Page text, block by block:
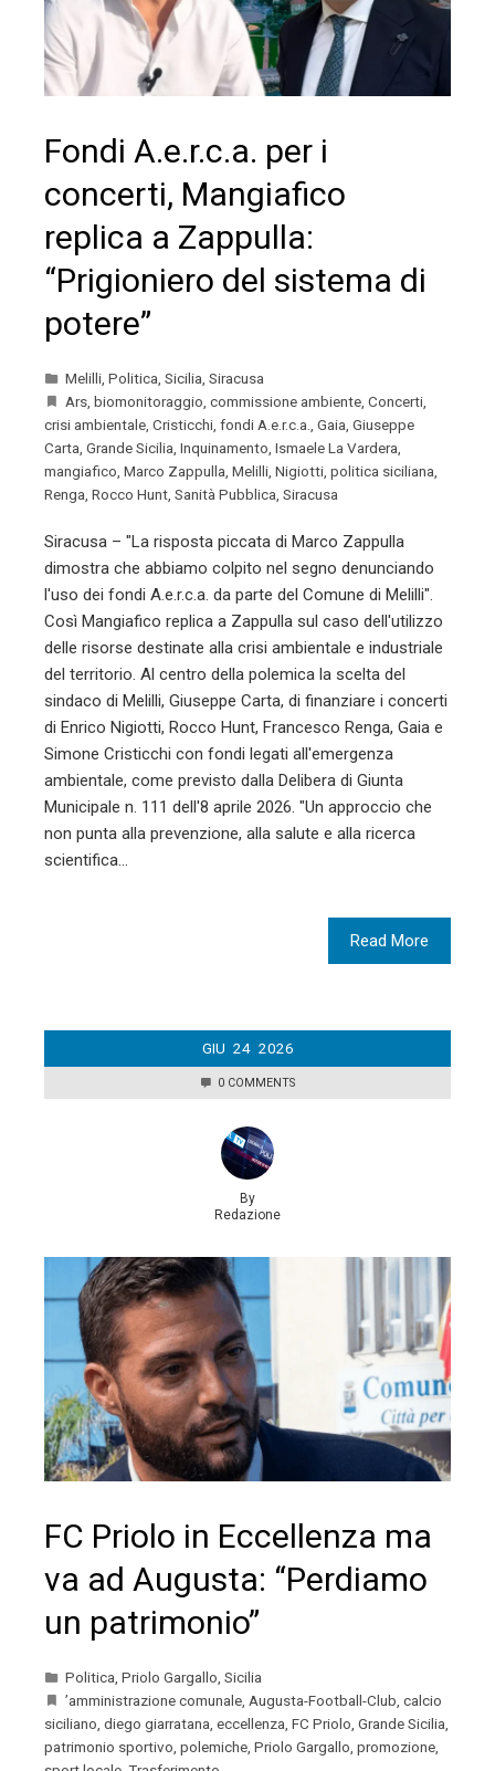
Fondi A.e.r.c.a. per i
concerti, Mangiafico
replica a Zappulla:
“Prigioniero del sistema di
potere”
Melilli Politica Sicilia Siracusa
Ars biomonitoraggio commissione ambiente Concerti
crisi ambientale Cristicchi fondi A.e.r.c.a. Gaia Giuseppe
Carta Grande Sicilia Inquinamento Ismaele La Vardera
mangiafico Marco Zappulla Melilli Nigiotti politica siciliana
Renga Rocco Hunt Sanità Pubblica Siracusa
Siracusa – "La risposta piccata di Marco Zappulla
dimostra che abbiamo colpito nel segno denunciando
l'uso dei fondi A.e.r.c.a. da parte del Comune di Melilli".
Così Mangiafico replica a Zappulla sul caso dell'utilizzo
delle risorse destinate alla crisi ambientale e industriale
del territorio. Al centro della polemica la scelta del
sindaco di Melilli, Giuseppe Carta, di finanziare i concerti
di Enrico Nigiotti, Rocco Hunt, Francesco Renga, Gaia e
Simone Cristicchi con fondi legati all'emergenza
ambientale, come previsto dalla Delibera di Giunta
Municipale n. 111 dell'8 aprile 2026. "Un approccio che
non punta alla prevenzione, alla salute e alla ricerca
scientifica…
Read More
GIU 24 2026
0 COMMENTS
By
Redazione
FC Priolo in Eccellenza ma
va ad Augusta: “Perdiamo
un patrimonio”
Politica Priolo Gargallo Sicilia
’amministrazione comunale Augusta-Football-Club calcio
siciliano diego giarratana eccellenza FC Priolo Grande Sicilia
patrimonio sportivo polemiche Priolo Gargallo promozione